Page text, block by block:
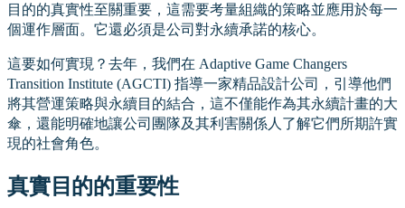
目的的真實性至關重要，這需要考量組織的策略並應用於每一
個運作層面。它還必須是公司對永續承諾的核心。
這要如何實現？去年，我們在 Adaptive Game Changers
Transition Institute (AGCTI) 指導一家精品設計公司，引導他們
將其營運策略與永續目的結合，這不僅能作為其永續計畫的大
傘，還能明確地讓公司團隊及其利害關係人了解它們所期許實
現的社會角色。
真實目的的重要性